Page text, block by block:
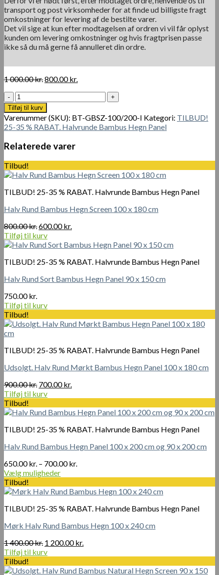
transport og post virksomheder for at finde ud billigste fragt
omkostninger for levering af de bestilte varer.
Det vil sige at kun efter modtagelsen af ordren vi vil får oplyst
kunden om levering omkostninger og hvis fragtprisen passe
ikke så du må gerne få annulleret din ordre.
1 000.00kr.Den
var:
1
000.00 kr..
800.00kr.
800.00 kr..
Halv
Rund
Sort
Bambus
Hegn
Panel
100
x
200
cm
antal
Tilføj til kurv
Varenummer (SKU): BT-GBSZ-100/200-I Kategori: TILBUD!
25-35 % RABAT. Halvrunde Bambus Hegn Panel
Relaterede varer
Tilbud!
TILBUD! 25-35 % RABAT. Halvrunde Bambus Hegn Panel
Halv Rund Bambus Hegn Screen 100 x 180 cm
800.00kr.Den
oprindelige
pris
800.00 kr..
600.00kr.
pris
600.00 kr..
Tilføj til kurv
TILBUD! 25-35 % RABAT. Halvrunde Bambus Hegn Panel
Halv Rund Sort Bambus Hegn Panel 90 x 150 cm
750.00kr.
Tilføj til kurv
Tilbud!
TILBUD! 25-35 % RABAT. Halvrunde Bambus Hegn Panel
Udsolgt. Halv Rund Mørkt Bambus Hegn Panel 100 x 180 cm
900.00kr. Den
oprindelige
var:
700.00kr.
er:
Tilføj til kurv
Tilbud!
TILBUD! 25-35 % RABAT. Halvrunde Bambus Hegn Panel
Halv Rund Bambus Hegn Panel 100 x 200 cm og 90 x 200 cm
650.00kr. – 700.00kr.
700.00 kr.
Vælg muligheder
Dette
vare
flere
Mulighederne
vælges
på
varesiden
Tilbud!
TILBUD! 25-35 % RABAT. Halvrunde Bambus Hegn Panel
Mørk Halv Rund Bambus Hegn 100 x 240 cm
1 400.00kr. Den
oprindelige
var:
1 200.00kr.
er:
Tilføj til kurv
Tilbud!